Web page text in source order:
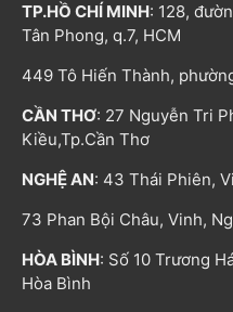
TP.HỒ CHÍ MINH: 128,
Tân Phong, q.7, HCM
449 Tô Hiến Thành,
CẦN THƠ: 27 Nguyễn Tri
Kiều,Tp.Cần Thơ
NGHỆ AN: 43 Thái Phiên,
73 Phan Bội Châu, Vinh,
HÒA BÌNH: Số 10 Trương
Hòa Bình